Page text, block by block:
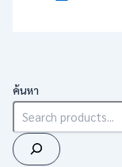
ค้นหา